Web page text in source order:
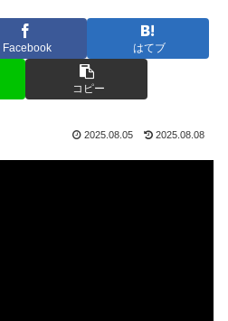
Facebook はてブ
コピー
2025.08.05 2025.08.08